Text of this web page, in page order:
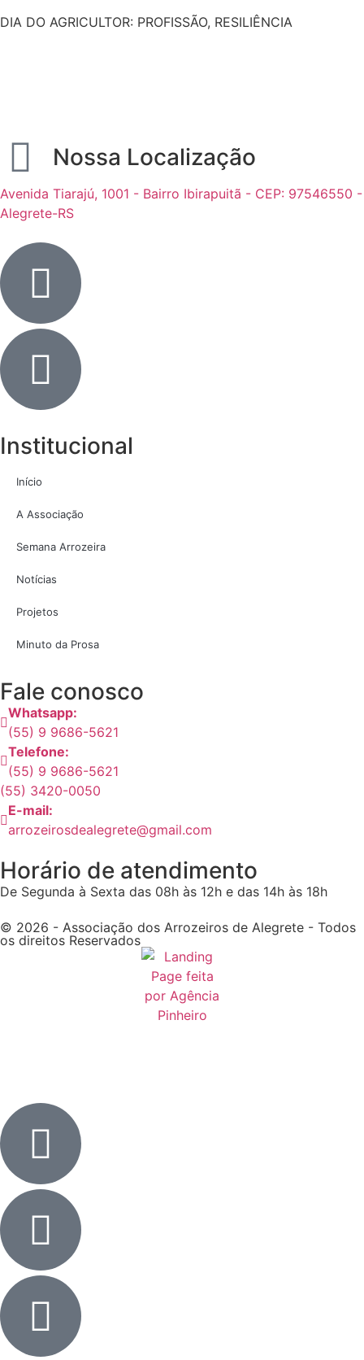
DIA DO AGRICULTOR: PROFISSÃO, RESILIÊNCIA
Nossa Localização
Avenida Tiarajú, 1001 - Bairro Ibirapuitã - CEP: 97546550 -
Alegrete-RS
Institucional
Início
A Associação
Semana Arrozeira
Notícias
Projetos
Minuto da Prosa
Fale conosco
Whatsapp:
(55) 9 9686-5621
Telefone:
(55) 9 9686-5621
(55) 3420-0050
E-mail:
arrozeirosdealegrete@gmail.com
Horário de atendimento
De Segunda à Sexta das 08h às 12h e das 14h às 18h
© 2026 - Associação dos Arrozeiros de Alegrete - Todos
os direitos Reservados